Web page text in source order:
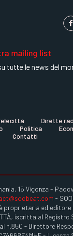
mailing list
tutte le news del
Dirette
Politica
Contatti
15 Vigonza -
-
proprietaria ed
iscritta al Registro
n.850 - Direttore